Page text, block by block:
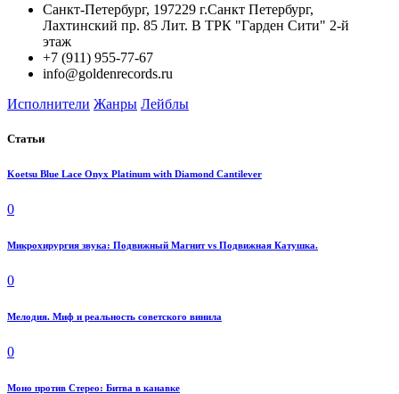
Санкт-Петербург, 197229 г.Санкт Петербург,
Лахтинский пр. 85 Лит. B ТРК "Гарден Сити" 2-й
этаж
+7 (911) 955-77-67
info@goldenrecords.ru
Исполнители Жанры Лейблы
Статьи
Koetsu Blue Lace Onyx Platinum with Diamond Cantilever
0
Микрохирургия звука: Подвижный Магнит vs Подвижная Катушка.
0
Мелодия. Миф и реальность советского винила
0
Моно против Стерео: Битва в канавке